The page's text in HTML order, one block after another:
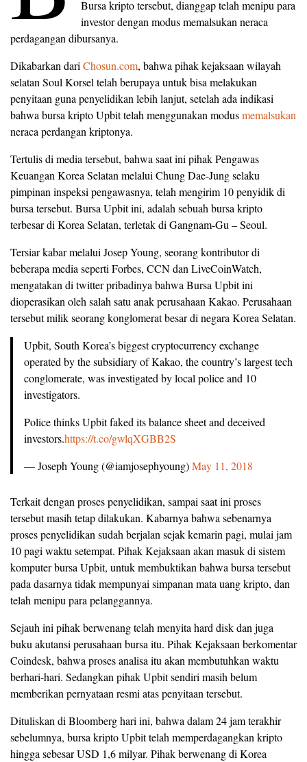
Bursa kripto tersebut, dianggap telah menipu para
investor dengan modus memalsukan neraca
perdagangan dibursanya.
Dikabarkan dariChosun.com, bahwa pihak kejaksaan wilayah
selatan Soul Korsel telah berupaya untuk bisa melakukan
penyitaan guna penyelidikan lebih lanjut, setelah ada indikasi
bahwa bursa kripto Upbit telah menggunakan modusmemalsukan
neraca perdangan kriptonya.
Tertulis di media tersebut, bahwa saat ini pihak Pengawas
Keuangan Korea Selatan melalui Chung Dae-Jung selaku
pimpinan inspeksi pengawasnya, telah mengirim 10 penyidik di
bursa tersebut. Bursa Upbit ini, adalah sebuah bursa kripto
terbesar di Korea Selatan, terletak di Gangnam-Gu – Seoul.
Tersiar kabar melalui Josep Young, seorang kontributor di
beberapa media seperti Forbes, CCN dan LiveCoinWatch,
mengatakan di twitter pribadinya bahwa Bursa Upbit ini
dioperasikan oleh salah satu anak perusahaan Kakao. Perusahaan
tersebut milik seorang konglomerat besar di negara Korea Selatan.
Upbit, South Korea’s biggest cryptocurrency exchange
operated by the subsidiary of Kakao, the country’s largest tech
conglomerate, was investigated by local police and 10
investigators.
Police thinks Upbit faked its balance sheet and deceived
investors.https://t.co/gwlqXGBB2S
— Joseph Young (@iamjosephyoung)May 11, 2018
Terkait dengan proses penyelidikan, sampai saat ini proses
tersebut masih tetap dilakukan. Kabarnya bahwa sebenarnya
proses penyelidikan sudah berjalan sejak kemarin pagi, mulai jam
10 pagi waktu setempat. Pihak Kejaksaan akan masuk di sistem
komputer bursa Upbit, untuk membuktikan bahwa bursa tersebut
pada dasarnya tidak mempunyai simpanan mata uang kripto, dan
telah menipu para pelanggannya.
Sejauh ini pihak berwenang telah menyita hard disk dan juga
buku akutansi perusahaan bursa itu. Pihak Kejaksaan berkomentar
Coindesk, bahwa proses analisa itu akan membutuhkan waktu
berhari-hari. Sedangkan pihak Upbit sendiri masih belum
memberikan pernyataan resmi atas penyitaan tersebut.
Dituliskan di Bloomberg hari ini, bahwa dalam 24 jam terakhir
sebelumnya, bursa kripto Upbit telah memperdagangkan kripto
hingga sebesar USD 1,6 milyar. Pihak berwenang di Korea